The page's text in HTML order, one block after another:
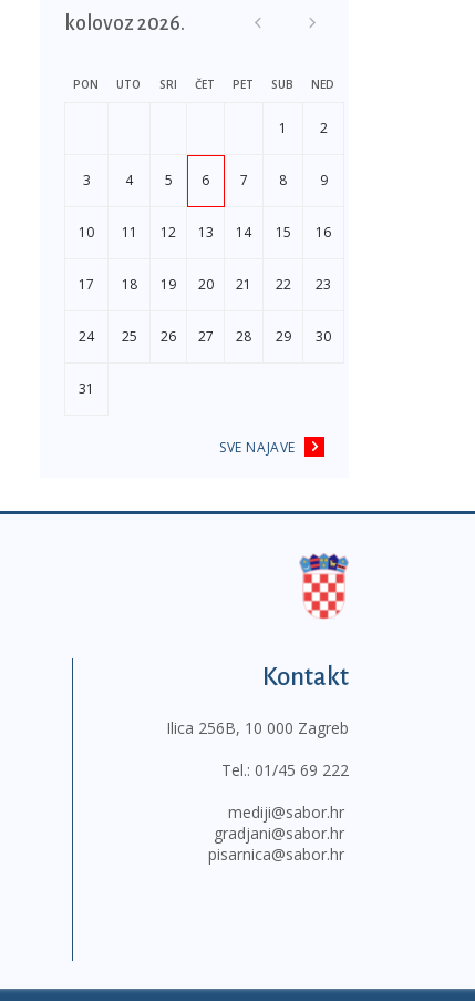
kolovoz 2026.
PON UTO SRI ČET PET SUB NED
1 2
3 4 5 6 7 8 9
10 11 12 13 14 15 16
17 18 19 20 21 22 23
24 25 26 27 28 29 30
31
SVE NAJAVE
Kontakt
Ilica 256B, 10 000 Zagreb
Tel.: 01/45 69 222
mediji@sabor.hr
gradjani@sabor.hr
pisarnica@sabor.hr